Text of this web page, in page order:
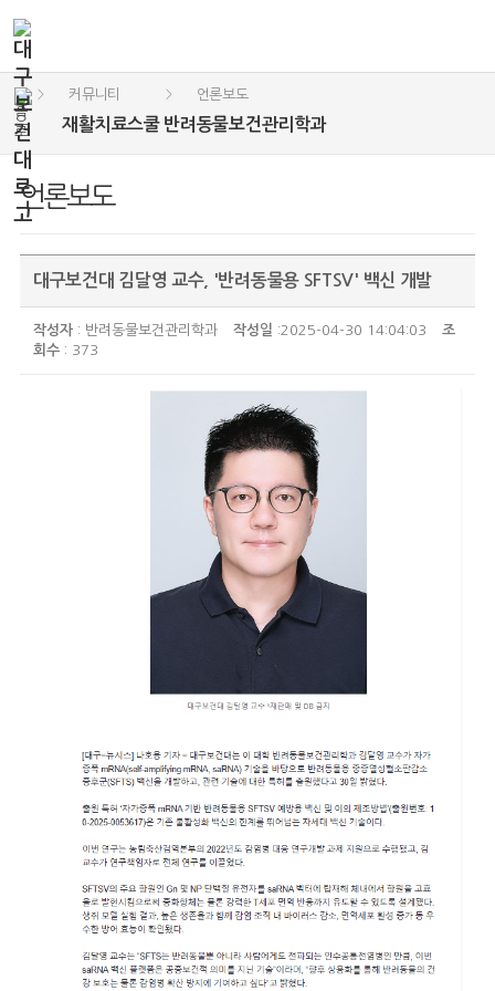
재활치료스쿨 반려동물보건관리학과
> 커뮤니티 > 언론보도
언론보도
대구보건대 김달영 교수, '반려동물용 SFTSV' 백신 개발
작성자 : 반려동물보건관리학과 작성일 :2025-04-30 14:04:03
조
회수 : 373